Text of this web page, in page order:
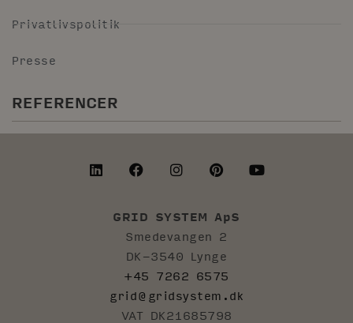
Privatlivspolitik
Presse
REFERENCER
GRID SYSTEM ApS
Smedevangen 2
DK-3540 Lynge
+45 7262 6575
grid@gridsystem.dk
VAT DK21685798